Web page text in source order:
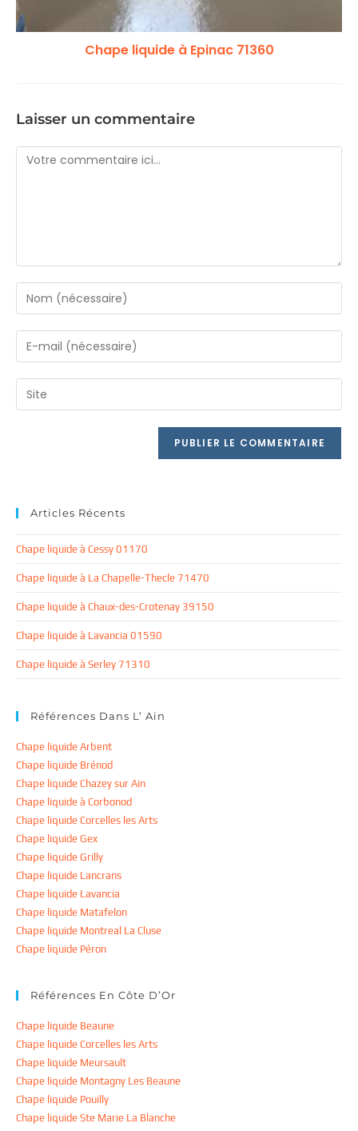
Chape liquide à Epinac 71360
Laisser un commentaire
Comment
Enter
your
name
to
comment
Enter
your
email
address
Saisir
l’URL
Articles Récents
Chape liquide à Cessy 01170
Chape liquide à La Chapelle-Thecle 71470
Chape liquide à Chaux-des-Crotenay 39150
Chape liquide à Lavancia 01590
Chape liquide à Serley 71310
Références Dans L’ Ain
Chape liquide Arbent
Chape liquide Brénod
Chape liquide Chazey sur Ain
Chape liquide à Corbonod
Chape liquide Corcelles les Arts
Chape liquide Gex
Chape liquide Grilly
Chape liquide Lancrans
Chape liquide Lavancia
Chape liquide Matafelon
Chape liquide Montreal La Cluse
Chape liquide Péron
Références En Côte D’Or
Chape liquide Beaune
Chape liquide Corcelles les Arts
Chape liquide Meursault
Chape liquide Montagny Les Beaune
Chape liquide Pouilly
Chape liquide Ste Marie La Blanche